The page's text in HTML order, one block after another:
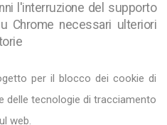
l'interruzione del supporto
Chrome necessari ulteriori
per il blocco dei cookie di
delle tecnologie di tracciamento
web.